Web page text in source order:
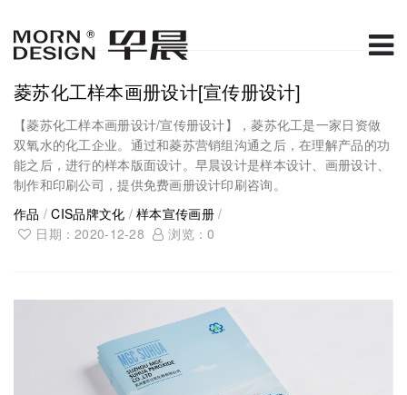
菱苏化工样本画册设计[宣传册设计]
【菱苏化工样本画册设计/宣传册设计】，菱苏化工是一家日资做
双氧水的化工企业。通过和菱苏营销组沟通之后，在理解产品的功
能之后，进行的样本版面设计。早晨设计是样本设计、画册设计、
制作和印刷公司，提供免费画册设计印刷咨询。
作品 /CIS品牌文化 /样本宣传画册/
日期：2020-12-28
浏览：0